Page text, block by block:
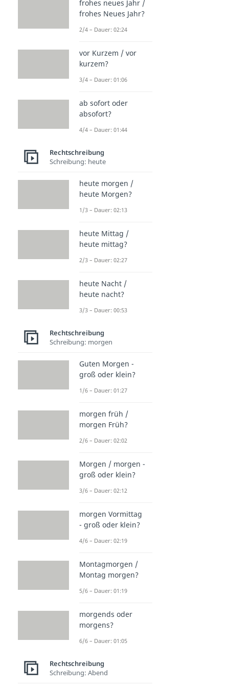
frohes neues Jahr /
frohes Neues Jahr?
2/4 – Dauer: 02:24
vor Kurzem / vor
kurzem?
3/4 – Dauer: 01:06
ab sofort oder
absofort?
4/4 – Dauer: 01:44
Rechtschreibung
Schreibung: heute
heute morgen /
heute Morgen?
1/3 – Dauer: 02:13
heute Mittag /
heute mittag?
2/3 – Dauer: 02:27
heute Nacht /
heute nacht?
3/3 – Dauer: 00:53
Rechtschreibung
Schreibung: morgen
Guten Morgen -
groß oder klein?
1/6 – Dauer: 01:27
morgen früh /
morgen Früh?
2/6 – Dauer: 02:02
Morgen / morgen -
groß oder klein?
3/6 – Dauer: 02:12
morgen Vormittag
- groß oder klein?
4/6 – Dauer: 02:19
Montagmorgen /
Montag morgen?
5/6 – Dauer: 01:19
morgends oder
morgens?
6/6 – Dauer: 01:05
Rechtschreibung
Schreibung: Abend